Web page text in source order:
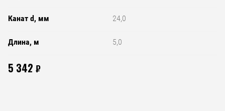
Канат d, мм 24,0
Длина, м 5,0
5 342 ₽